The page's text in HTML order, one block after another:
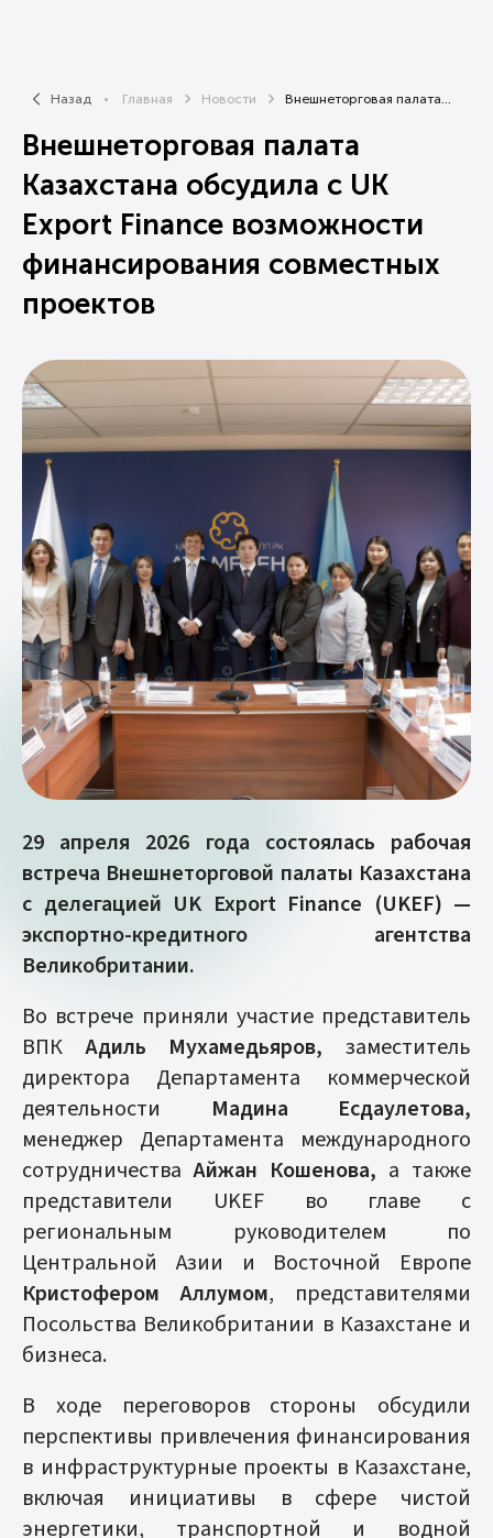
Назад Главная Новости Внешнеторговая палата...
Внешнеторговая палата
Казахстана обсудила с UK
Export Finance возможности
финансирования совместных
проектов
29 апреля 2026 года состоялась рабочая
встреча Внешнеторговой палаты Казахстана
с делегацией UK Export Finance (UKEF) —
экспортно-кредитного агентства
Великобритании.
Во встрече приняли участие представитель
ВПКАдиль Мухамедьяров, заместитель
директора Департамента коммерческой
деятельности Мадина Есдаулетова,
менеджер Департамента международного
сотрудничестваАйжан Кошенова, а также
представители UKEF во главе с
региональным руководителем по
Центральной Азии и Восточной Европе
Кристофером Аллумом, представителями
Посольства Великобритании в Казахстане и
бизнеса.
В ходе переговоров стороны обсудили
перспективы привлечения финансирования
в инфраструктурные проекты в Казахстане,
включая инициативы в сфере чистой
энергетики, транспортной и водной